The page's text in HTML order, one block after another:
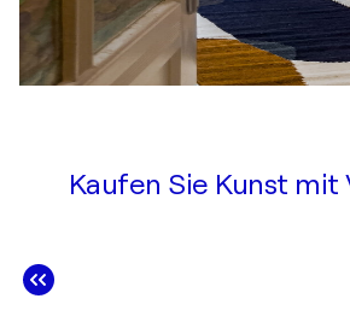
Kaufen Sie Kunst mit